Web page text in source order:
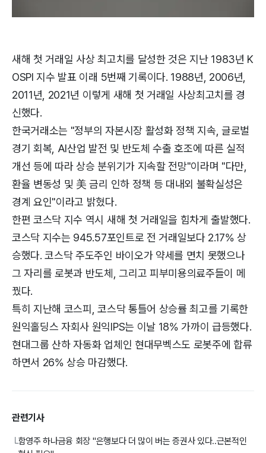
새해 첫 거래일 사상 최고치를 달성한 것은 지난 1983년 K
OSPI 지수 발표 이래 5번째 기록이다. 1988년, 2006년,
2011년, 2021년 이렇게 새해 첫 거래일 사상최고치를 경
신했다.
한국거래소는 "정부의 자본시장 활성화 정책 지속, 글로벌
경기 회복, AI산업 발전 및 반도체 수출 호조에 따른 실적
개선 등에 따라 상승 분위기가 지속할 전망"이라며 "다만,
환율 변동성 및 美 금리 인하 정책 등 대내외 불확실성은
경계 요인"이라고 밝혔다.
한편 코스닥 지수 역시 새해 첫 거래일을 힘차게 출발했다.
코스닥 지수는 945.57포인트로 전 거래일보다 2.17% 상
승했다. 코스닥 주도주인 바이오가 약세를 면치 못했으나
그 자리를 로봇과 반도체, 그리고 피부미용의료주들이 메
꿨다.
특히 지난해 코스피, 코스닥 통틀어 상승률 최고를 기록한
원익홀딩스 자회사 원익IPS는 이날 18% 가까이 급등했다.
현대그룹 산하 자동화 업체인 현대무벡스도 로봇주에 합류
하면서 26% 상승 마감했다.
관련기사
└함영주 하나금융 회장 "은행보다 더 많이 버는 증권사 있다..근본적인